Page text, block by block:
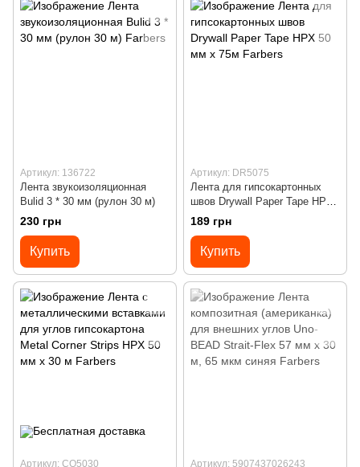
Артикул: 136722
Лента звукоизоляционная
Bulid 3 * 30 мм (рулон 30 м)
230 грн
Купить
Артикул: DR5075
Лента для гипсокартонных
швов Drywall Paper Tape HPX
50 мм х 75м
189 грн
Купить
Артикул: CO5030 Артикул: 5907437026243